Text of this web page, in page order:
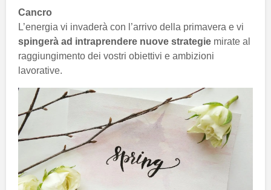
Cancro
L’energia vi invaderà con l’arrivo della primavera e vi
spingerà ad intraprendere nuove strategie mirate al
raggiungimento dei vostri obiettivi e ambizioni
lavorative.